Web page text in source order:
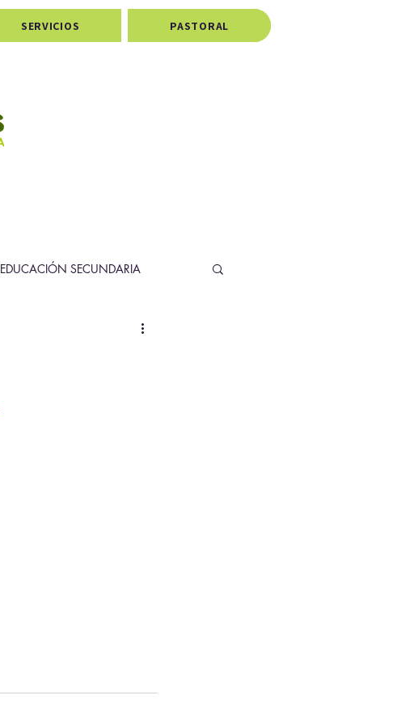
SERVICIOS PASTORAL
EDUCACIÓN SECUNDARIA